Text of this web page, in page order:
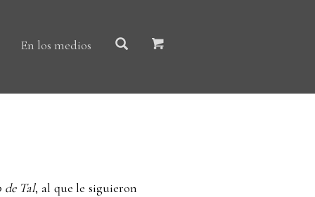
En los medios
de Tal, al que le siguieron